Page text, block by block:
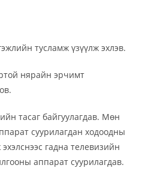
тусламж үзүүлж эхлэв.
нярайн эрчимт
тасаг байгуулагдав. Мөн
суурилагдан ходоодны
гадна телевизийн
аппарат суурилагдав.